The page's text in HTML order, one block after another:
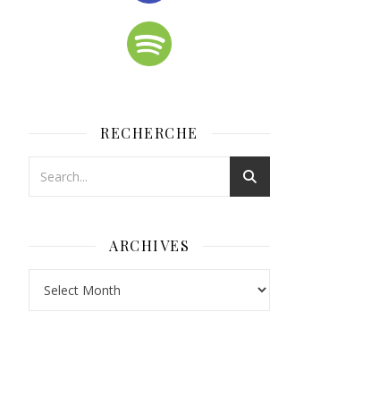
RECHERCHE
ARCHIVES